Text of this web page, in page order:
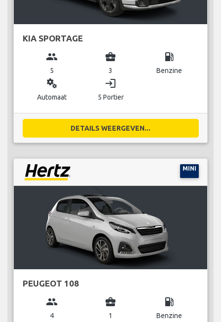
KIA SPORTAGE
group
5
business_center
3
local_gas_station
Benzine
miscellaneous_services
Automaat
login
5 Portier
DETAILS WEERGEVEN...
MINI
PEUGEOT 108
group
4
business_center
1
local_gas_station
Benzine